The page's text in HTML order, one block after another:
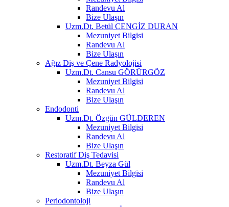
Randevu Al
Bize Ulaşın
Uzm.Dt. Betül CENGİZ DURAN
Mezuniyet Bilgisi
Randevu Al
Bize Ulaşın
Ağız Diş ve Çene Radyolojisi
Uzm.Dt. Cansu GÖRÜRGÖZ
Mezuniyet Bilgisi
Randevu Al
Bize Ulaşın
Endodonti
Uzm.Dt. Özgün GÜLDEREN
Mezuniyet Bilgisi
Randevu Al
Bize Ulaşın
Restoratif Diş Tedavisi
Uzm.Dt. Beyza Gül
Mezuniyet Bilgisi
Randevu Al
Bize Ulaşın
Periodontoloji